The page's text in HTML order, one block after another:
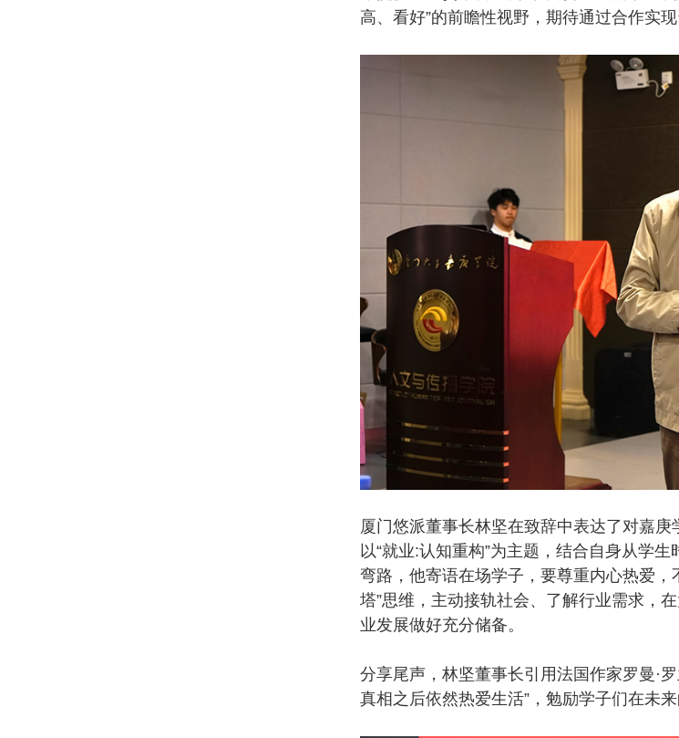
高、看好”的前瞻性视野，期待通过合作实
厦门悠派董事长林坚在致辞中表达了对嘉
以“就业:认知重构”为主题，结合自身从学
弯路，他寄语在场学子，要尊重内心热爱
塔”思维，主动接轨社会、了解行业需求，
业发展做好充分储备。
分享尾声，林坚董事长引用法国作家罗曼·
真相之后依然热爱生活”，勉励学子们在未